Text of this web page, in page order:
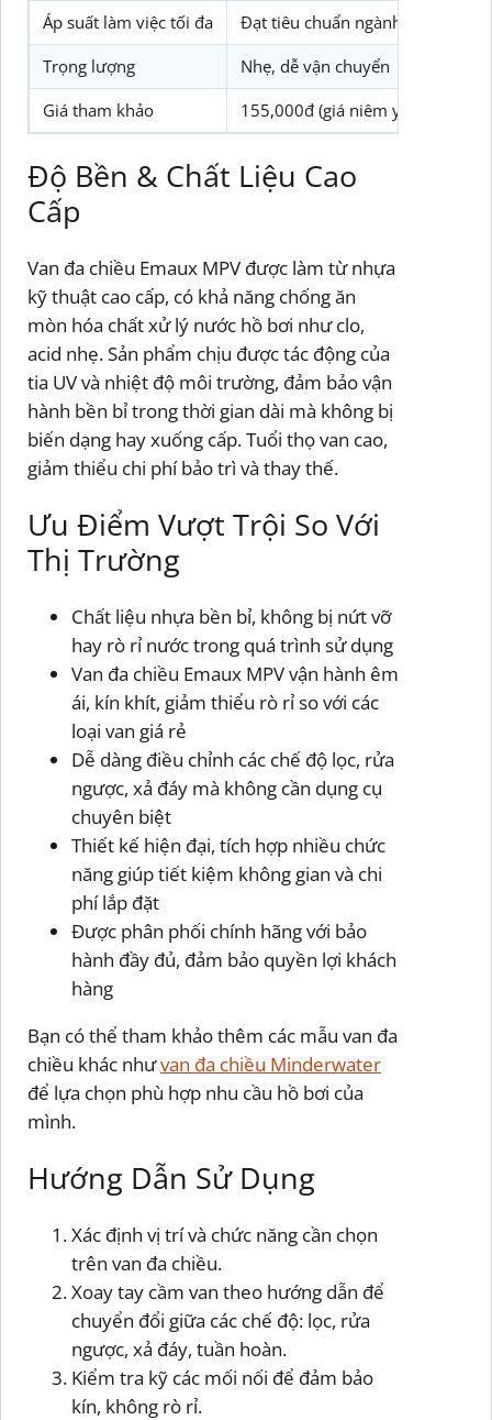
Áp suất làm việc tối đa Đạt tiêu chuẩn ngành hồ bơi
Trọng lượng Nhẹ, dễ vận chuyển
Giá tham khảo 155,000đ (giá niêm yết), ưu đãi
Độ Bền & Chất Liệu Cao
Cấp
Van đa chiều Emaux MPV được làm từ nhựa
kỹ thuật cao cấp, có khả năng chống ăn
mòn hóa chất xử lý nước hồ bơi như clo,
acid nhẹ. Sản phẩm chịu được tác động của
tia UV và nhiệt độ môi trường, đảm bảo vận
hành bền bỉ trong thời gian dài mà không bị
biến dạng hay xuống cấp. Tuổi thọ van cao,
giảm thiểu chi phí bảo trì và thay thế.
Ưu Điểm Vượt Trội So Với
Thị Trường
Chất liệu nhựa bền bỉ, không bị nứt vỡ
hay rò rỉ nước trong quá trình sử dụng
Van đa chiều Emaux MPV vận hành êm
ái, kín khít, giảm thiểu rò rỉ so với các
loại van giá rẻ
Dễ dàng điều chỉnh các chế độ lọc, rửa
ngược, xả đáy mà không cần dụng cụ
chuyên biệt
Thiết kế hiện đại, tích hợp nhiều chức
năng giúp tiết kiệm không gian và chi
phí lắp đặt
Được phân phối chính hãng với bảo
hành đầy đủ, đảm bảo quyền lợi khách
hàng
Bạn có thể tham khảo thêm các mẫu van đa
chiều khác nhưvan đa chiều Minderwater
để lựa chọn phù hợp nhu cầu hồ bơi của
mình.
Hướng Dẫn Sử Dụng
Xác định vị trí và chức năng cần chọn
trên van đa chiều.
Xoay tay cầm van theo hướng dẫn để
chuyển đổi giữa các chế độ: lọc, rửa
ngược, xả đáy, tuần hoàn.
Kiểm tra kỹ các mối nối để đảm bảo
kín, không rò rỉ.